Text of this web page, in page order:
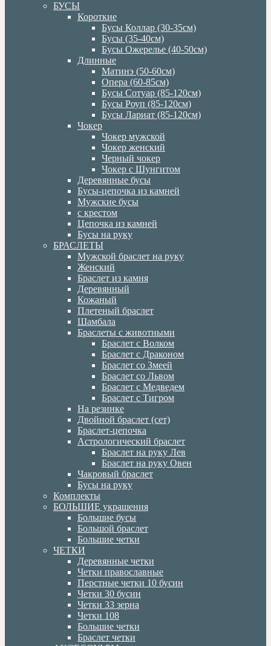
БУСЫ
Короткие
Бусы Коллар (30-35см)
Бусы (35-40см)
Бусы Ожерелье (40-50см)
Длинные
Матинэ (50-60см)
Опера (60-85см)
Бусы Сотуар (85-120см)
Бусы Роуп (85-120см)
Бусы Лариат (85-120см)
Чокер
Чокер мужской
Чокер женский
Черный чокер
Чокер с Шунгитом
Деревянные бусы
Бусы-цепочка из камней
Мужские бусы
с крестом
Цепочка из камней
Бусы на руку
БРАСЛЕТЫ
Мужской браслет на руку
Женский
Браслет из камня
Деревянный
Кожаный
Плетеный браслет
Шамбала
Браслеты с животными
Браслет с Волком
Браслет с Драконом
Браслет со Змеей
Браслет со Львом
Браслет с Медведем
Браслет с Тигром
На резинке
Двойной браслет (сет)
Браслет-цепочка
Астрологический браслет
Браслет на руку Лев
Браслет на руку Овен
Чакровый браслет
Бусы на руку
Комплекты
БОЛЬШИЕ украшения
Большие бусы
Большой браслет
Большие четки
ЧЕТКИ
Деревянные четки
Четки православные
Перстные четки 10 бусин
Четки 30 бусин
Четки 33 зерна
Четки 108
Большие четки
Браслет четки